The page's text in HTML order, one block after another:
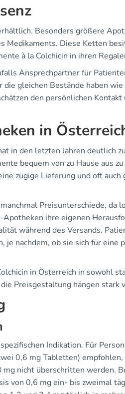
Besonders größere
Diese Ketten
à la Colchicin in ihren
Ansprechpartner für
gleichen Bestände haben
den persönlichen
in
in den letzten Jahren deutlich
bequem von zu Hause aus
zügige Lieferung und oft auch
Preisunterschiede, da
ihre eigenen
während des Versands.
je nachdem, ob sie sich für eine
in Österreich in sowohl
Preisgestaltung hängen stark
Indikation. Für
0,6 mg Tabletten)
nicht überschritten werden.
von 0,6 mg ein- bis zweimal